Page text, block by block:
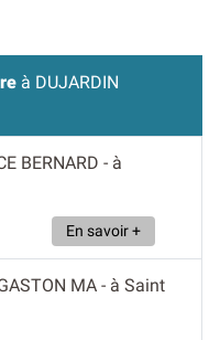
à DUJARDIN
BERNARD - à
En savoir +
MA - à Saint